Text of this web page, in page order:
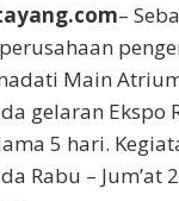
–
Main
gelaran Ekspo
5 hari.
Rabu – Jum’at